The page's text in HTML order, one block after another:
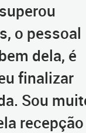
o pessoal
dela, é
finalizar
Sou
recepção